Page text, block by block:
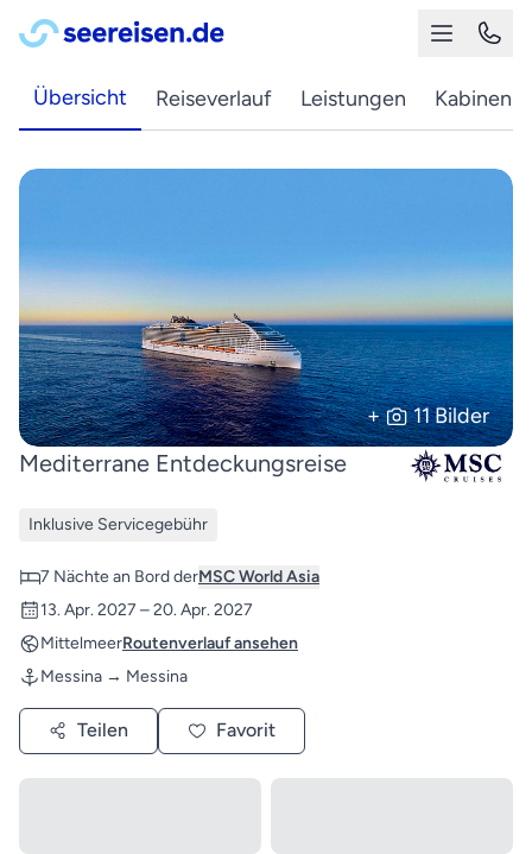
Übersicht Reiseverlauf Leistungen Kabinen
+ 11 Bilder
Mediterrane Entdeckungsreise
Inklusive Servicegebühr
7 Nächte an Bord derMSC World Asia
13. Apr. 2027 – 20. Apr. 2027
MittelmeerRoutenverlauf ansehen
Messina → Messina
Teilen Favorit